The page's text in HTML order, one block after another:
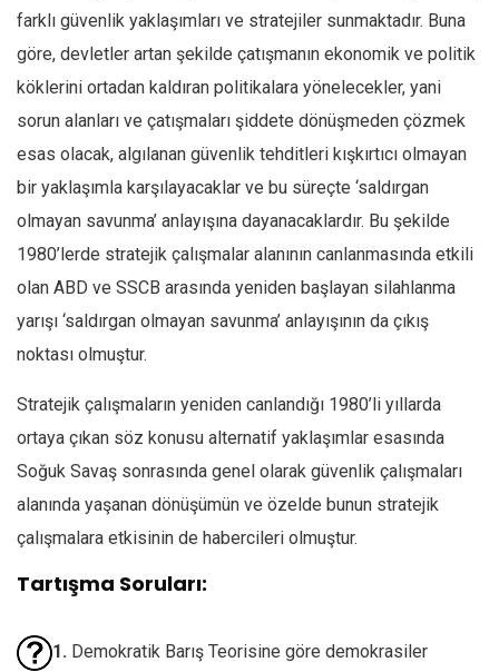
farklı güvenlik yaklaşımları ve stratejiler sunmaktadır. Buna
göre, devletler artan şekilde çatışmanın ekonomik ve politik
köklerini ortadan kaldıran politikalara yönelecekler, yani
sorun alanları ve çatışmaları şiddete dönüşmeden çözmek
esas olacak, algılanan güvenlik tehditleri kışkırtıcı olmayan
bir yaklaşımla karşılayacaklar ve bu süreçte ‘saldırgan
olmayan savunma’ anlayışına dayanacaklardır. Bu şekilde
1980’lerde stratejik çalışmalar alanının canlanmasında etkili
olan ABD ve SSCB arasında yeniden başlayan silahlanma
yarışı ‘saldırgan olmayan savunma’ anlayışının da çıkış
noktası olmuştur.
Stratejik çalışmaların yeniden canlandığı 1980’li yıllarda
ortaya çıkan söz konusu alternatif yaklaşımlar esasında
Soğuk Savaş sonrasında genel olarak güvenlik çalışmaları
alanında yaşanan dönüşümün ve özelde bunun stratejik
çalışmalara etkisinin de habercileri olmuştur.
Tartışma Soruları:
1. Demokratik Barış Teorisine göre demokrasiler